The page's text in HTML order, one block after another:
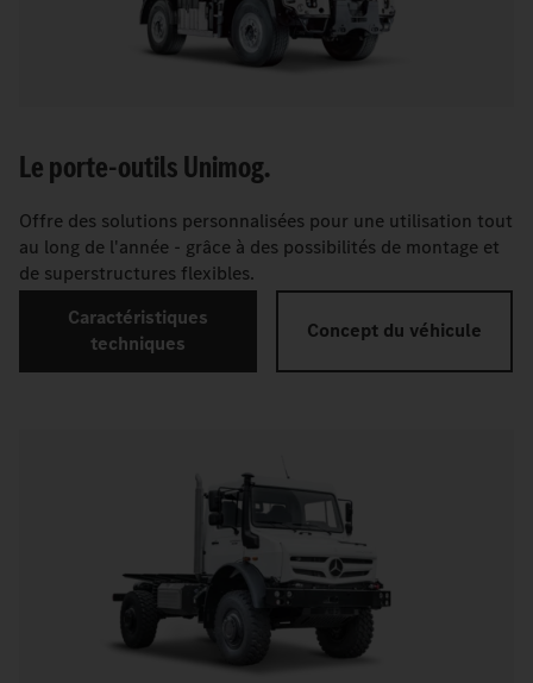
Le porte-outils Unimog.
Offre des solutions personnalisées pour une utilisation tout
au long de l'année - grâce à des possibilités de montage et
de superstructures flexibles.
Caractéristiques
techniques
Concept du véhicule